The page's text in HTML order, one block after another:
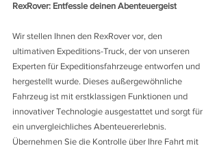
RexRover: Entfessle deinen Abenteuergeist
Wir stellen Ihnen den RexRover vor, den
ultimativen Expeditions-Truck, der von unseren
Experten für Expeditionsfahrzeuge entworfen und
hergestellt wurde. Dieses außergewöhnliche
Fahrzeug ist mit erstklassigen Funktionen und
innovativer Technologie ausgestattet und sorgt für
ein unvergleichliches Abenteuererlebnis.
Übernehmen Sie die Kontrolle über Ihre Fahrt mit